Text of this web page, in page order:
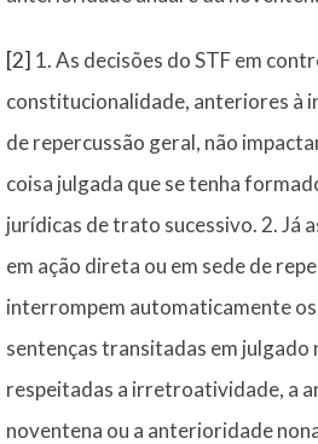
[2] 1. As decisões do STF em
constitucionalidade, anteriores à
de repercussão geral, não
coisa julgada que se tenha
jurídicas de trato sucessivo. 2. Já
em ação direta ou em sede de
interrompem automaticamente
sentenças transitadas em julgado
respeitadas a irretroatividade, a
noventena ou a anterioridade